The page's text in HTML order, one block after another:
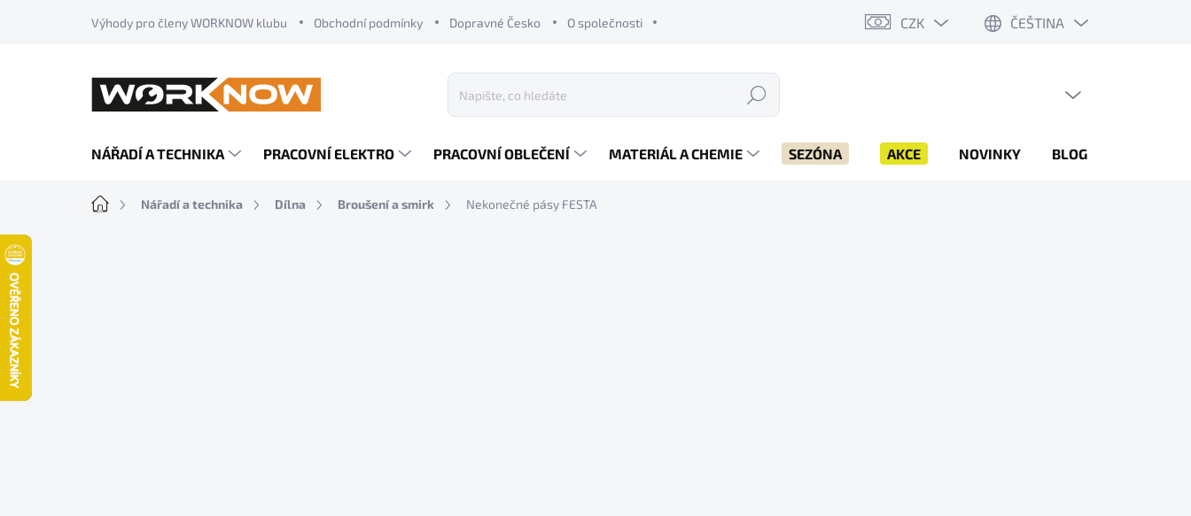
Výhody pro členy WORKNOW klubu Obchodní podmínky Dopravné Česko O společnosti CZK ČEŠTINA
Hledat
NÁŘADÍ A TECHNIKA PRACOVNÍ ELEKTRO PRACOVNÍ OBLEČENÍ MATERIÁL A CHEMIE SEZÓNA AKCE NOVINKY BLOG
Domů Nářadí a technika Dílna Broušení a smirk Nekonečné pásy FESTA